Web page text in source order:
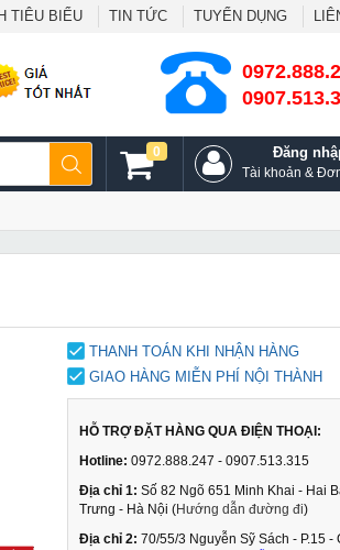
TIÊU BIỂU TIN TỨC TUYỂN DỤNG
Đăng
Tài khoản &
0
THANH TOÁN KHI NHẬN HÀNG
GIAO HÀNG MIỄN PHÍ NỘI THÀNH
HỖ TRỢ ĐẶT HÀNG QUA ĐIỆN THOẠI:
Hotline: 0972.888.247 - 0907.513.315
Địa chỉ 1: Số 82 Ngõ 651 Minh Khai - Hai
Trưng - Hà Nội (Hướng dẫn đường đi)
Địa chỉ 2: 70/55/3 Nguyễn Sỹ Sách - P.15 -
Kéo cắt ống nhựa